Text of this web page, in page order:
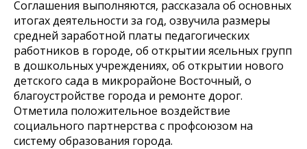
Соглашения выполняются, рассказала об основных
итогах деятельности за год, озвучила размеры
средней заработной платы педагогических
работников в городе, об открытии ясельных групп
в дошкольных учреждениях, об открытии нового
детского сада в микрорайоне Восточный, о
благоустройстве города и ремонте дорог.
Отметила положительное воздействие
социального партнерства с профсоюзом на
систему образования города.